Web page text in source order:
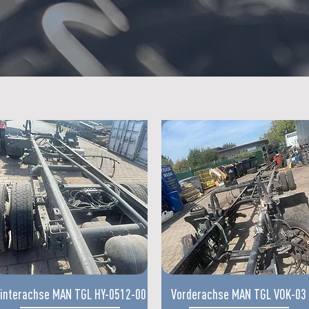
Quick View
MAN TGL HY-0512-00 Quick View
Vorderachse MAN TGL VOK-03